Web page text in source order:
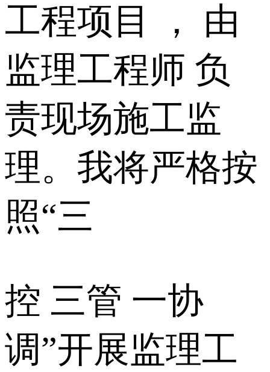
工程项目 ， 由
监理工程师 负
责现场施工监
理。我将严格按
照“三
控 三管 一协
调”开展监理工